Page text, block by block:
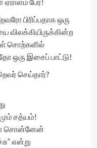
பிரிப்பதாக ஒரு
விலக்கியிருக்கின்ற
சொற்களில்
ஒரு இசைப் பாட்டு!
செய்தார்?
சத்யம்!
சொன்னேன்
என்று